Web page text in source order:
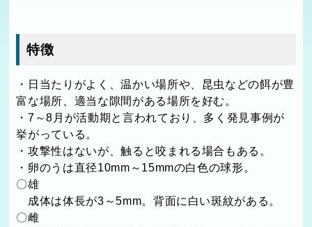
特徴
・日当たりがよく、温かい場所や、昆虫などの餌が豊
富な場所、適当な隙間がある場所を好む。
・7～8月が活動期と言われており、多く発見事例が
挙がっている。
・攻撃性はないが、触ると咬まれる場合もある。
・卵のうは直径10mm～15mmの白色の球形。
〇雄
成体は体長が3～5mm。背面に白い斑紋がある。
〇雌